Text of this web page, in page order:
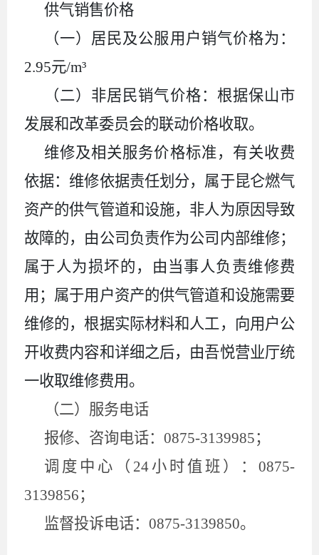
供气销售价格
（一）居民及公服用户销气价格为：
2.95元/m³
（二）非居民销气价格： 根据保山市
发展和改革委员会的联动价格收取。
维修及相关服务价格标准，有关收费
依据：维修依据责任划分，属于昆仑燃气
资产的供气管道和设施，非人为原因导致
故障的，由公司负责作为公司内部维修；
属于人为损坏的，由当事人负责维修费
用；属于用户资产的供气管道和设施需要
维修的，根据实际材料和人工，向用户公
开收费内容和详细之后，由吾悦营业厅统
一收取维修费用。
（二） 服务电话
报修、咨询电话： 0875-3139985；
调度中心（24小时值班）： 0875-
3139856；
监督投诉电话： 0875-3139850。